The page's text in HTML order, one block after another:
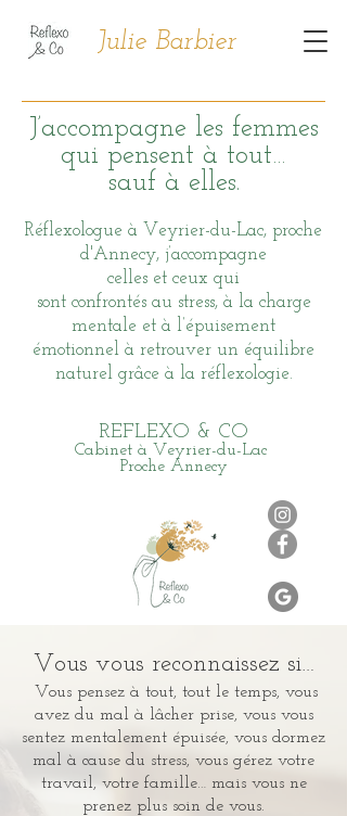
Julie Barbier
J’accompagne les femmes
qui pensent à tout…
sauf à elles.
Réflexologue à Veyrier-du-Lac, proche
d'Annecy, j’accompagne
celles et ceux qui
sont confrontés au stress, à la charge
mentale et à l’épuisement
émotionnel à retrouver un équilibre
naturel grâce à la réflexologie.
REFLEXO & CO
Cabinet à Veyrier-du-Lac
Proche Annecy
Vous vous reconnaissez si…
​ Vous pensez à tout, tout le temps, vous
avez du mal à lâcher prise, vous vous
sentez mentalement épuisée, vous dormez
mal à cause du stress, vous gérez votre
travail, votre famille… mais vous ne
prenez plus soin de vous.